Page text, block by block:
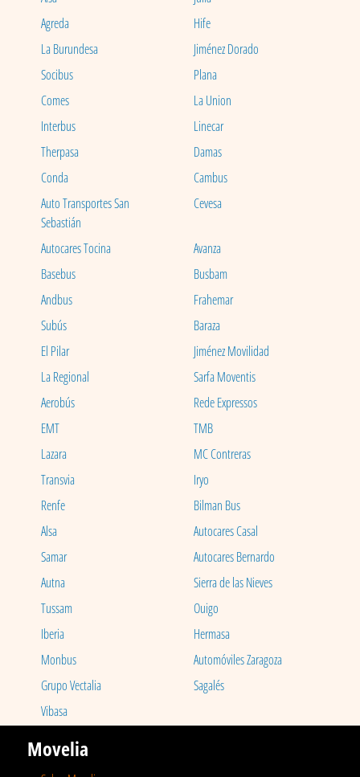
Agreda
Hife
La Burundesa
Jiménez Dorado
Socibus
Plana
Comes
La Union
Interbus
Linecar
Therpasa
Damas
Conda
Cambus
Auto Transportes San
Sebastián
Cevesa
Autocares Tocina
Avanza
Basebus
Busbam
Andbus
Frahemar
Subús
Baraza
El Pilar
Jiménez Movilidad
La Regional
Sarfa Moventis
Aerobús
Rede Expressos
EMT
TMB
Lazara
MC Contreras
Transvia
Iryo
Renfe
Bilman Bus
Alsa
Autocares Casal
Samar
Autocares Bernardo
Autna
Sierra de las Nieves
Tussam
Ouigo
Iberia
Hermasa
Monbus
Automóviles Zaragoza
Grupo Vectalia
Sagalés
Vibasa
Movelia